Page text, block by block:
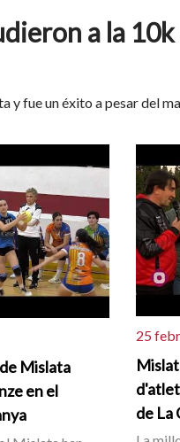
a la 10k
y fue un éxito a pesar del
Mislata
en el
25
de La